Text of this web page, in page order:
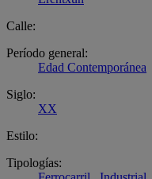
Calle:
Período general:
Edad Contemporánea
Siglo:
XX
Estilo:
Tipologías: